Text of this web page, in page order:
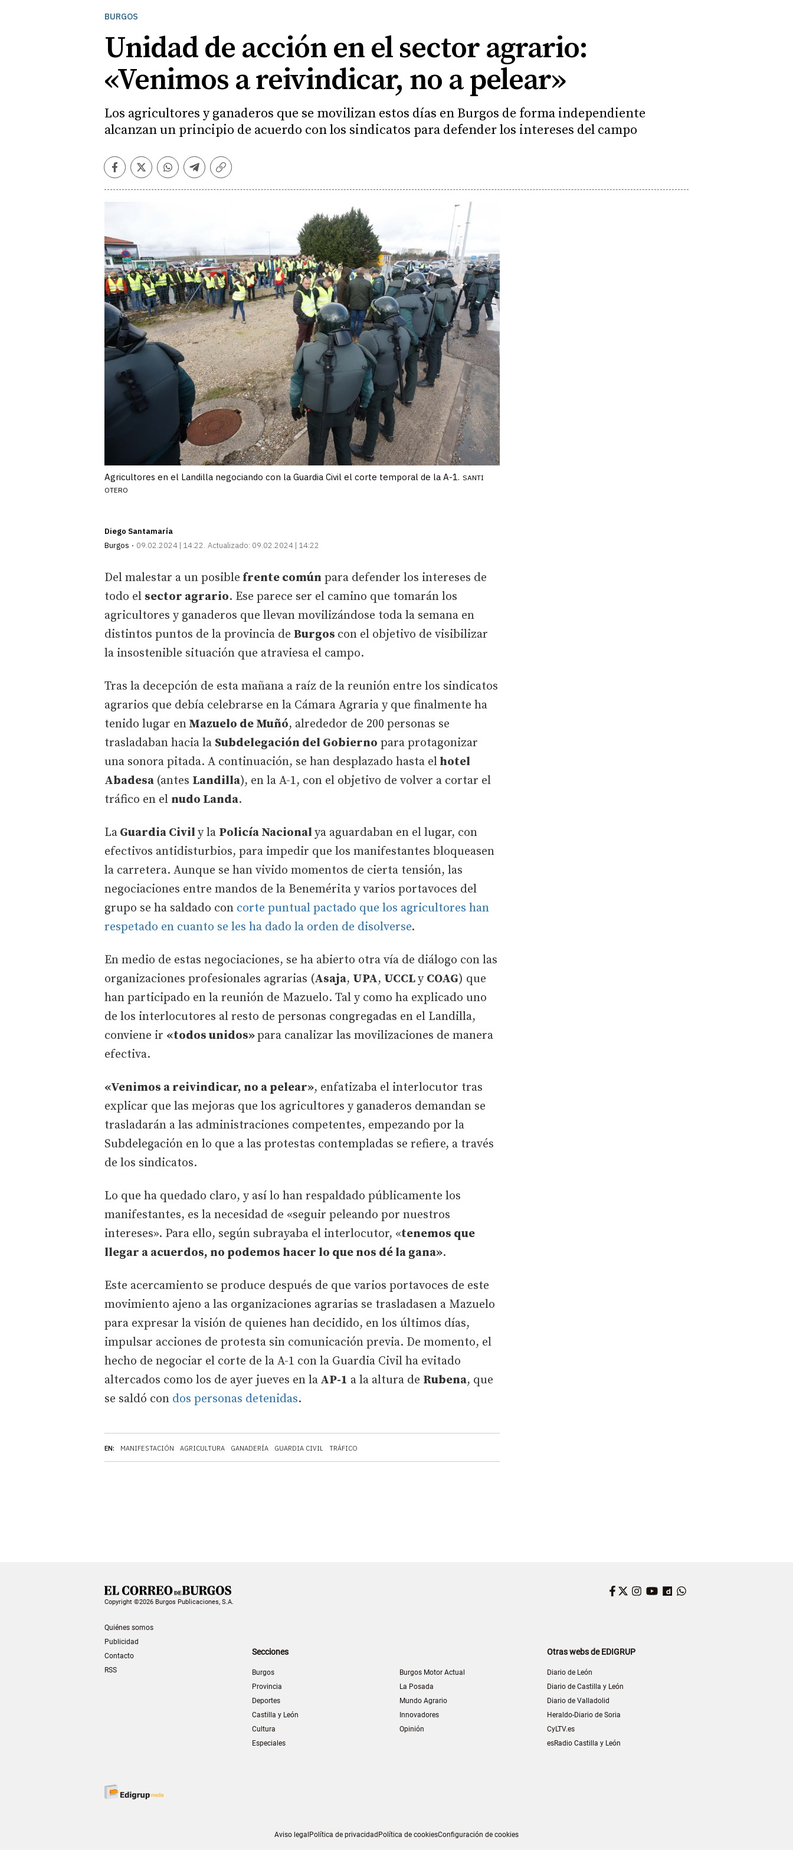
BURGOS
Unidad de acción en el sector agrario:
«Venimos a reivindicar, no a pelear»
Los agricultores y ganaderos que se movilizan estos días en Burgos de forma independiente
alcanzan un principio de acuerdo con los sindicatos para defender los intereses del campo
Facebook
TwitterWhatsapp
Telegram
Copiar
Agricultores en el Landilla negociando con la Guardia Civil el corte temporal de la A-1. SANTI
OTERO
Diego Santamaría
Burgos
09.02.2024 | 14:22 Actualizado: 09.02.2024 | 14:22
EN: MANIFESTACIÓN AGRICULTURA GANADERÍA GUARDIA CIVIL TRÁFICO
Del malestar a un posible frente común para defender los intereses de
todo el sector agrario. Ese parece ser el camino que tomarán los
agricultores y ganaderos que llevan movilizándose toda la semana en
distintos puntos de la provincia de Burgos con el objetivo de visibilizar
la insostenible situación que atraviesa el campo.
Tras la decepción de esta mañana a raíz de la reunión entre los sindicatos
agrarios que debía celebrarse en la Cámara Agraria y que finalmente ha
tenido lugar en Mazuelo de Muñó, alrededor de 200 personas se
trasladaban hacia la Subdelegación del Gobierno para protagonizar
una sonora pitada. A continuación, se han desplazado hasta el hotel
Abadesa (antes Landilla), en la A-1, con el objetivo de volver a cortar el
tráfico en el nudo Landa.
La Guardia Civil y la Policía Nacional ya aguardaban en el lugar, con
efectivos antidisturbios, para impedir que los manifestantes bloqueasen
la carretera. Aunque se han vivido momentos de cierta tensión, las
negociaciones entre mandos de la Benemérita y varios portavoces del
grupo se ha saldado con corte puntual pactado que los agricultores han
respetado en cuanto se les ha dado la orden de disolverse.
En medio de estas negociaciones, se ha abierto otra vía de diálogo con las
organizaciones profesionales agrarias (Asaja, UPA, UCCLy COAG) que
han participado en la reunión de Mazuelo. Tal y como ha explicado uno
de los interlocutores al resto de personas congregadas en el Landilla,
conviene ir «todos unidos»para canalizar las movilizaciones de manera
efectiva.
«Venimos a reivindicar, no a pelear», enfatizaba el interlocutor tras
explicar que las mejoras que los agricultores y ganaderos demandan se
trasladarán a las administraciones competentes, empezando por la
Subdelegación en lo que a las protestas contempladas se refiere, a través
de los sindicatos.
Lo que ha quedado claro, y así lo han respaldado públicamente los
manifestantes, es la necesidad de «seguir peleando por nuestros
intereses». Para ello, según subrayaba el interlocutor, «tenemos que
llegar a acuerdos, no podemos hacer lo que nos dé la gana».
Este acercamiento se produce después de que varios portavoces de este
movimiento ajeno a las organizaciones agrarias se trasladasen a Mazuelo
para expresar la visión de quienes han decidido, en los últimos días,
impulsar acciones de protesta sin comunicación previa. De momento, el
hecho de negociar el corte de la A-1 con la Guardia Civil ha evitado
altercados como los de ayer jueves en la AP-1 a la altura de Rubena, que
se saldó con dos personas detenidas.
Copyright ©2026 Burgos Publicaciones, S.A.
Quiénes somos
Publicidad
Contacto
RSS
Facebook
Twitter
Instagram
YouTube
Dailymotion
Secciones
Burgos
Provincia
Deportes
Castilla y León
Cultura
Especiales
Burgos Motor Actual
La Posada
Mundo Agrario
Innovadores
Opinión
Otras webs de EDIGRUP
Diario de León
Diario de Castilla y León
Diario de Valladolid
Heraldo-Diario de Soria
CyLTV.es
esRadio Castilla y León
Aviso legal Política de privacidad Política de cookiesConfiguración de cookies